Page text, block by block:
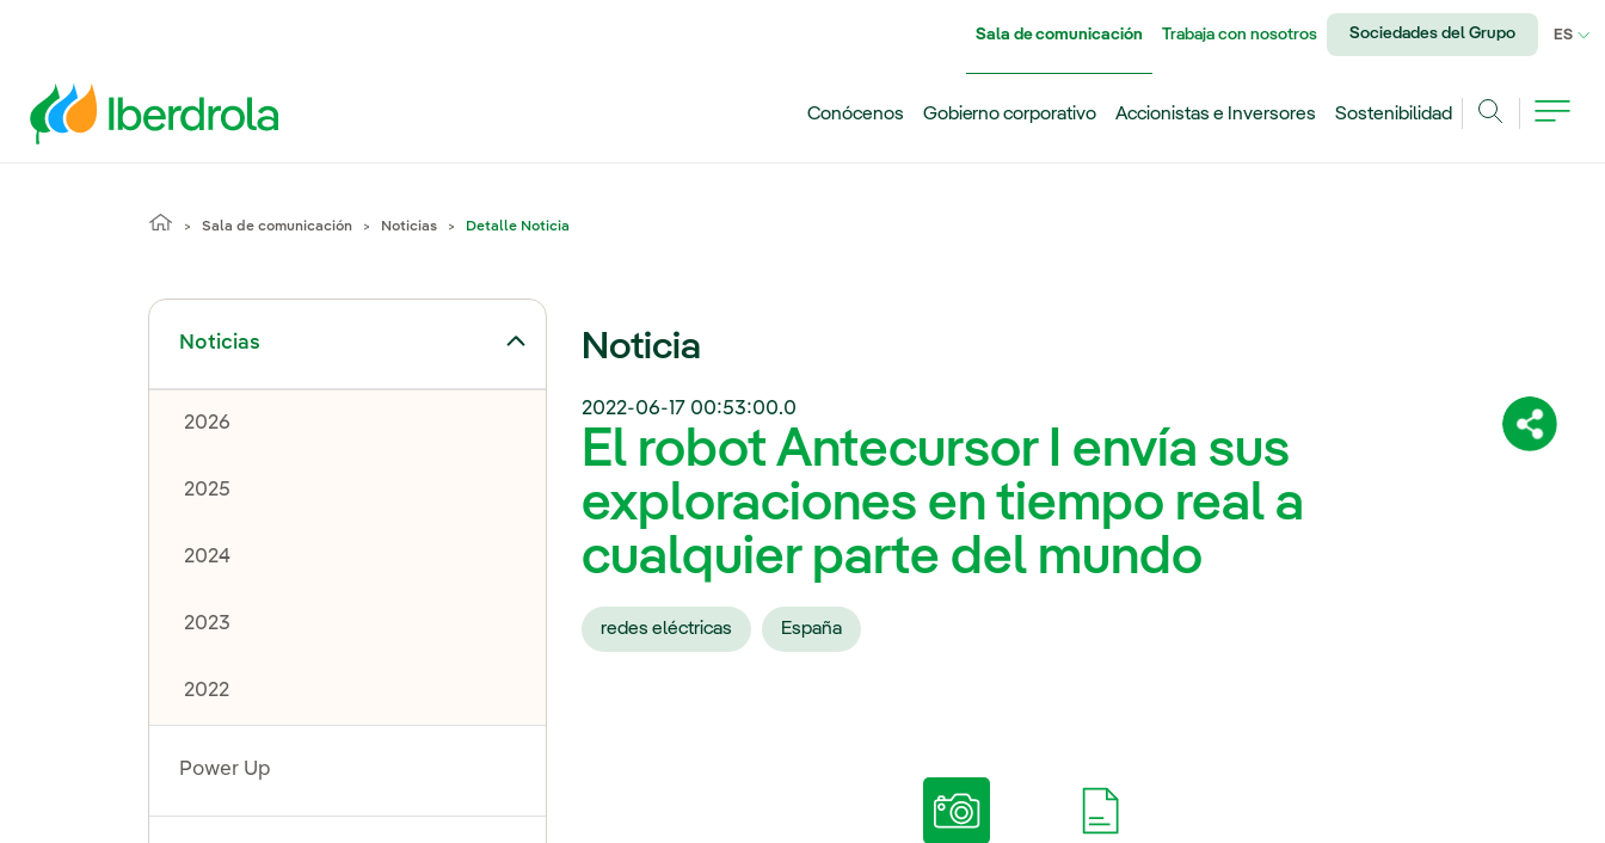
Sala de comunicación Trabaja con nosotros Sociedades del Grupo ES
Conócenos Gobierno corporativo Accionistas e Inversores
Sostenibilidad
Sala de comunicación Noticias Detalle Noticia
Noticias
Alternar el submenú para Noticias
2026
2025
2024
2023
2022
Power Up
Noticia
2022-06-17 00:53:00.0
El robot Antecursor I envía sus
exploraciones en tiempo real a
cualquier parte del mundo
redes eléctricas España